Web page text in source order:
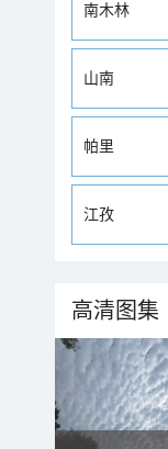
南木林
山南
帕里
江孜
高清图集